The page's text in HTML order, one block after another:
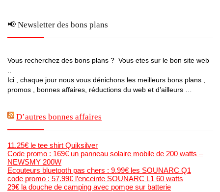
📢 Newsletter des bons plans
Vous recherchez des bons plans ? Vous etes sur le bon site web
..
Ici , chaque jour nous vous dénichons les meilleurs bons plans ,
promos , bonnes affaires, réductions du web et d’ailleurs …
D’autres bonnes affaires
11.25€ le tee shirt Quiksilver
Code promo : 169€ un panneau solaire mobile de 200 watts –
NEWSMY 200W
Ecouteurs bluetooth pas chers : 9.99€ les SOUNARC Q1
code promo : 57.99€ l’enceinte SOUNARC L1 60 watts
29€ la douche de camping avec pompe sur batterie